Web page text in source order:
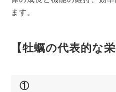
ます。
【牡蠣の代表的な
①